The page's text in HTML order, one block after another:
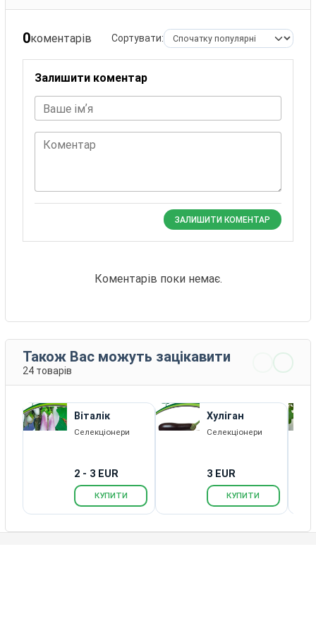
0коментарів Сортувати:
Залишити коментар
Ваше імʼя
Коментар
ЗАЛИШИТИ КОМЕНТАР
Коментарів поки немає.
Також Вас можуть зацікавити
24 товарів
Віталік
Селекціонери
2 - 3 EUR
КУПИТИ
Хуліган
Селекціонери
3 EUR
КУПИТИ